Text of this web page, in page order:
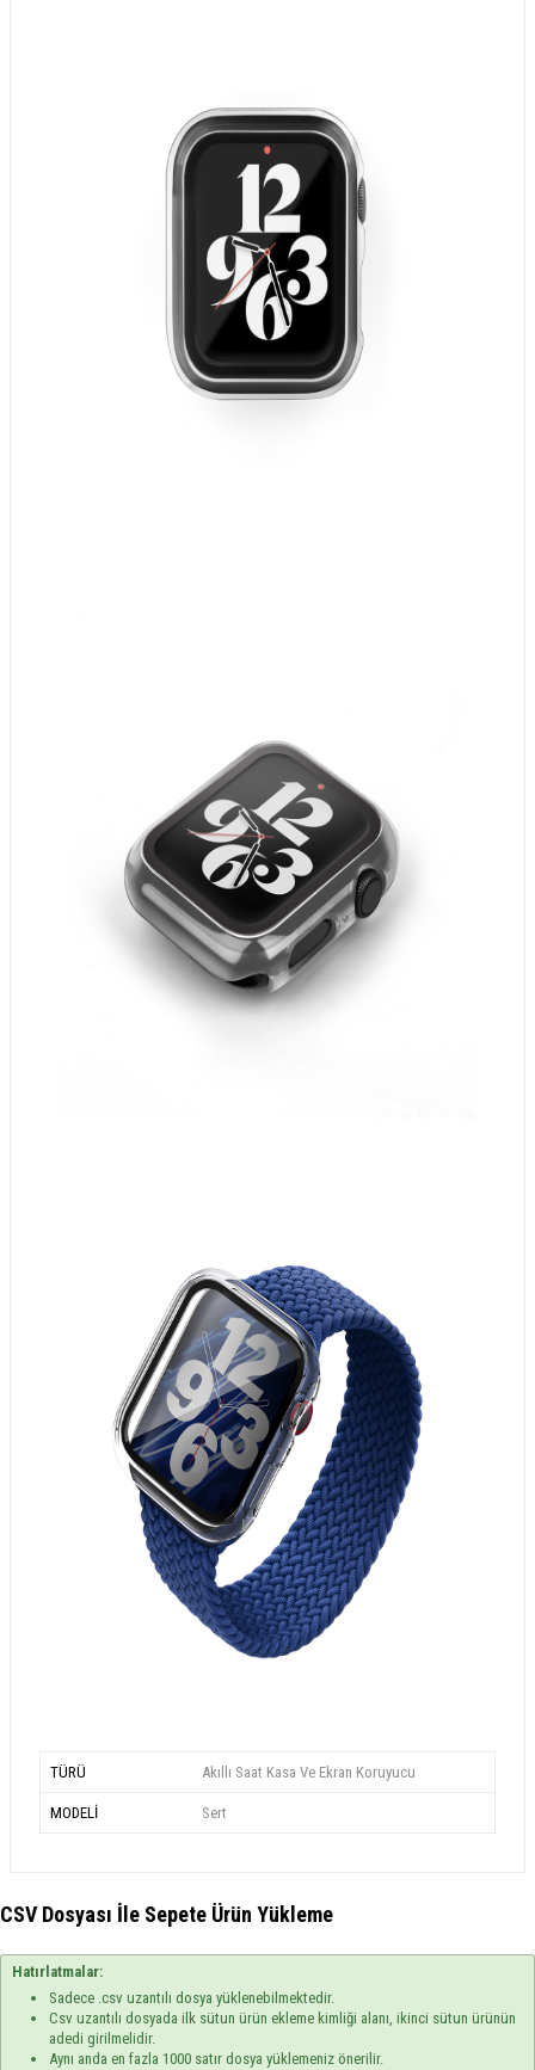
TÜRÜ Akıllı Saat Kasa Ve Ekran Koruyucu
MODELİ Sert
CSV Dosyası İle Sepete Ürün Yükleme
Hatırlatmalar:
Sadece .csv uzantılı dosya yüklenebilmektedir.
Csv uzantılı dosyada ilk sütun ürün ekleme kimliği alanı, ikinci sütun ürünün
adedi girilmelidir.
Aynı anda en fazla 1000 satır dosya yüklemeniz önerilir.